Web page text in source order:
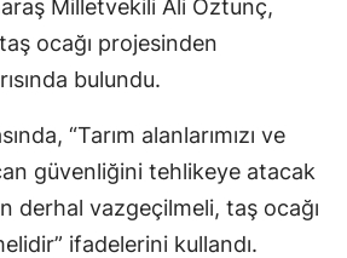
Milletvekili Ali Öztunç,
ocağı projesinden
bulundu.
“Tarım alanlarımızı ve
güvenliğini tehlikeye atacak
derhal vazgeçilmeli, taş ocağı
ifadelerini kullandı.